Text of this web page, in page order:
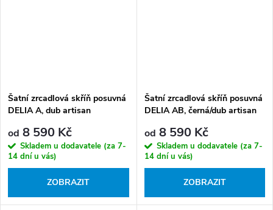
Šatní zrcadlová skříň posuvná
DELIA A, dub artisan
od 8 590 Kč
Skladem u dodavatele (za 7-
14 dní u vás)
ZOBRAZIT
Šatní zrcadlová skříň posuvná
DELIA AB, černá/dub artisan
od 8 590 Kč
Skladem u dodavatele (za 7-
14 dní u vás)
ZOBRAZIT